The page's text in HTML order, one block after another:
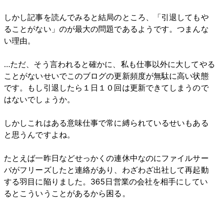
しかし記事を読んでみると結局のところ、「引退してもや
ることがない」のが最大の問題であるようです。つまんな
い理由。
…ただ、そう言われると確かに、私も仕事以外に大してやる
ことがないせいでこのブログの更新頻度が無駄に高い状態
です。もし引退したら１日１０回は更新できてしまうので
はないでしょうか。
しかしこれはある意味仕事で常に縛られているせいもある
と思うんですよね。
たとえば一昨日などせっかくの連休中なのにファイルサー
バがフリーズしたと連絡があり、わざわざ出社して再起動
する羽目に陥りました。365日営業の会社を相手にしてい
るとこういうことがあるから困る。